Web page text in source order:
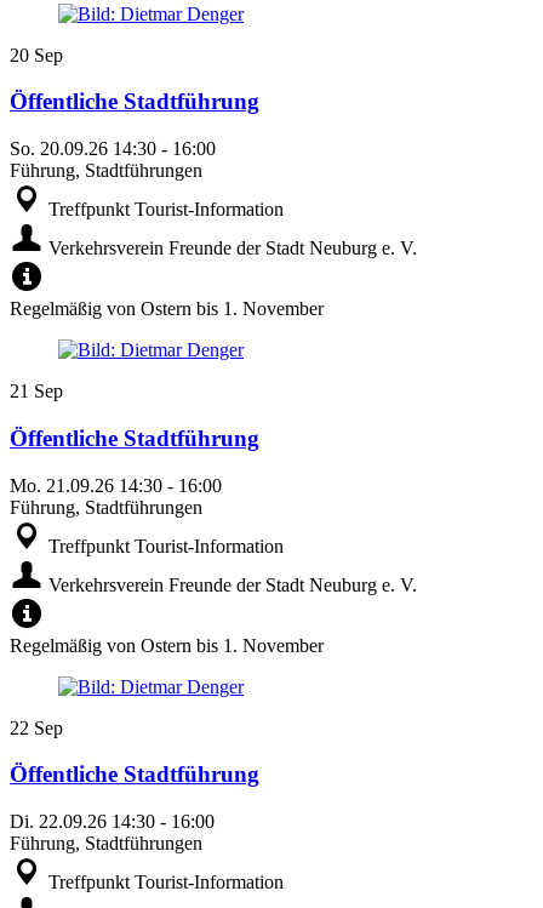
20 Sep
Öffentliche Stadtführung
So. 20.09.26 14:30 - 16:00
Führung, Stadtführungen
Treffpunkt Tourist-Information
Verkehrsverein Freunde der Stadt Neuburg e. V.
Regelmäßig von Ostern bis 1. November
21 Sep
Öffentliche Stadtführung
Mo. 21.09.26 14:30 - 16:00
Führung, Stadtführungen
Treffpunkt Tourist-Information
Verkehrsverein Freunde der Stadt Neuburg e. V.
Regelmäßig von Ostern bis 1. November
22 Sep
Öffentliche Stadtführung
Di. 22.09.26 14:30 - 16:00
Führung, Stadtführungen
Treffpunkt Tourist-Information